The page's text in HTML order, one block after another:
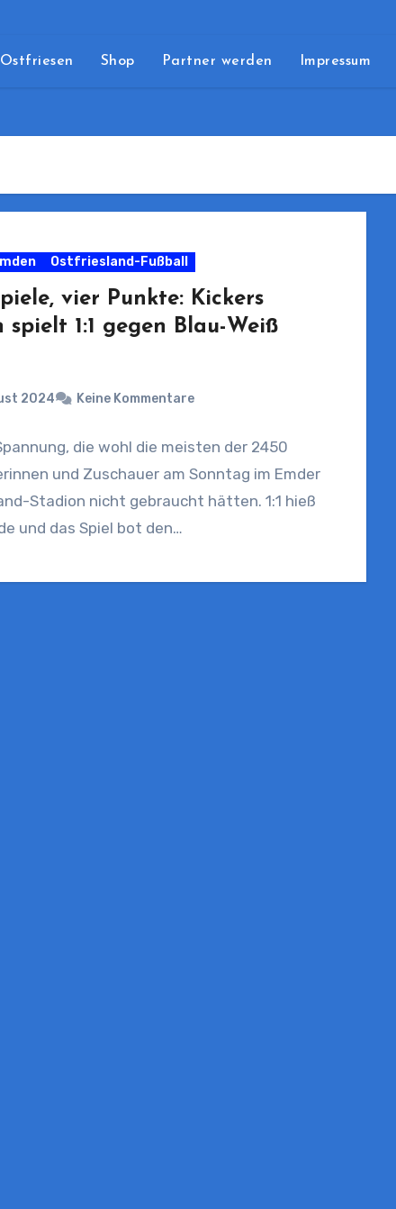
Shop Partner werden Impressum
Ostfriesland-Fußball
vier Punkte: Kickers
spielt 1:1 gegen Blau-Weiß
2024 Keine Kommentare
die wohl die meisten der 2450
und Zuschauer am Sonntag im Emder
Stadion nicht gebraucht hätten. 1:1 hieß
und das Spiel bot den…